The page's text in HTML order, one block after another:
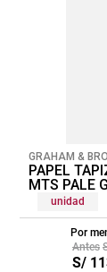
GRAHAM &
PAPEL
MTS PALE
unidad
Por
S/